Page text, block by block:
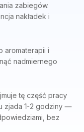
zabiegów.
nakładek i
aromaterapii i
nadmiernego
tę część pracy
zjada 1-2 godziny —
bez